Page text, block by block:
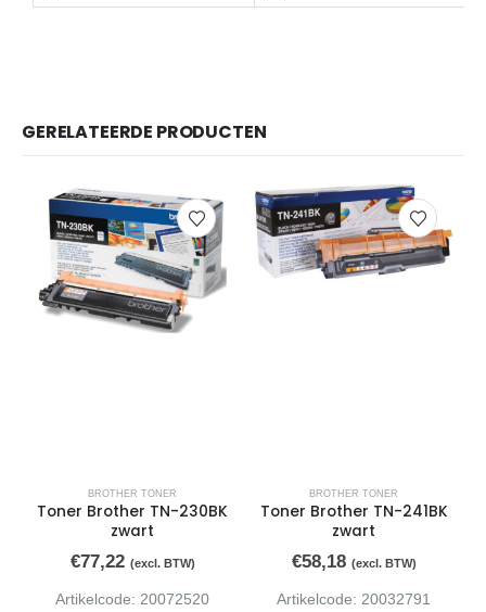
GERELATEERDE PRODUCTEN
BROTHER TONER
Toner Brother TN-230BK
zwart
€77,22 (excl. BTW)
Artikelcode: 20072520
BROTHER TONER
Toner Brother TN-241BK
zwart
€58,18 (excl. BTW)
Artikelcode: 20032791